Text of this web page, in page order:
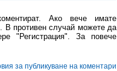
Ако вече имате
В противен случай можете да
"Регистрация". За повече
за публикуване на коментари